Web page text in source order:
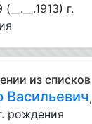
г.
из списков
Васильевич,
рождения